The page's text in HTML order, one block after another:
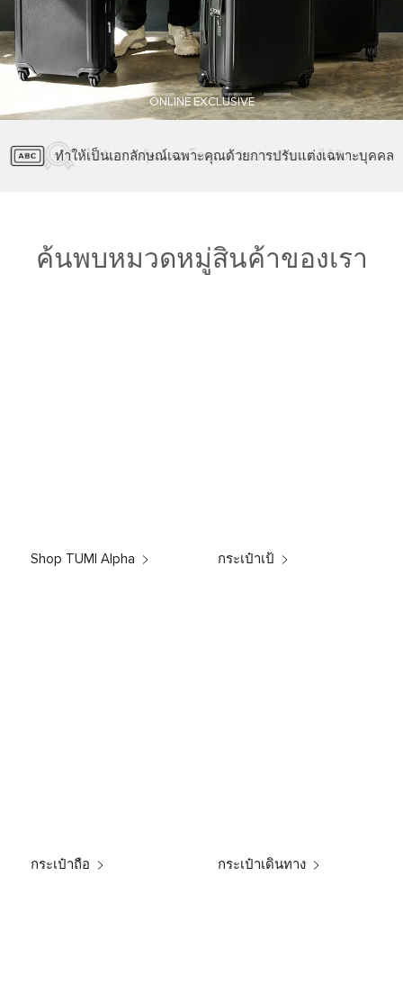
ONLINE EXCLUSIVE
บริการจัดส่งและคืนสินค้าฟรี
ได้รับการคุ้มครองโดยการรับประกันแบบไร้กังวล
ทำให้เป็นเอกลักษณ์เฉพาะคุณด้วยการปรับแต่งเฉพาะบุคคล
Tumi Tracer ลงทะเบียนสินค้า
ค้นพบหมวดหมู่สินค้าของเรา
Shop TUMI Alpha กระเป๋าเป้
กระเป๋าถือ กระเป๋าเดินทาง